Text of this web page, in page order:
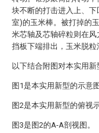
块不断的打击进入上、
室)的玉米棒。被打掉的
米芯轴及芯轴碎粒则在
挡板下端排出，玉米脱粒
以下结合附图对本实用新
图1是本实用新型的示意图
图2是本实用新型的俯视
图3是图2的A-A剖视图。